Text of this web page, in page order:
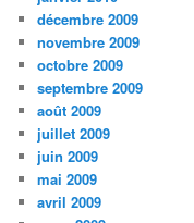
décembre 2009
novembre 2009
octobre 2009
septembre 2009
août 2009
juillet 2009
juin 2009
mai 2009
avril 2009